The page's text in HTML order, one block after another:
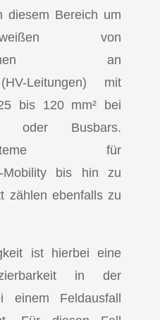
diesem Bereich um
von
an
Leitungen) mit
bis 120 mm² bei
oder Busbars.
für
Mobility bis hin zu
zählen ebenfalls zu
ist hierbei eine
in der
einem Feldausfall